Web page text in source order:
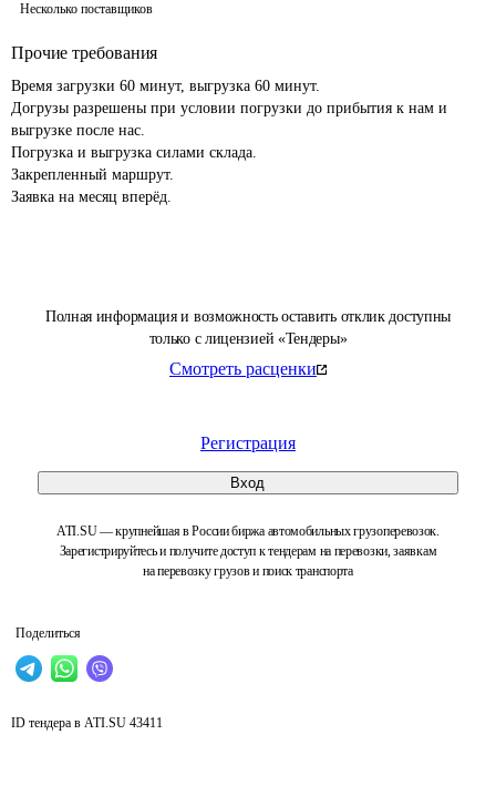
Полная информация и возможность оставить отклик доступны
только с лицензией «Тендеры»
Смотреть расценки
Регистрация
Вход
ATI.SU — крупнейшая в России биржа автомобильных грузоперевозок.
Зарегистрируйтесь и получите доступ к тендерам на перевозки, заявкам
на перевозку грузов и поиск транспорта
Поделиться
Несколько поставщиков
Прочие требования
Время загрузки 60 минут, выгрузка 60 минут.
Догрузы разрешены при условии погрузки до прибытия к нам и
выгрузке после нас.
Погрузка и выгрузка силами склада.
Закрепленный маршрут.
Заявка на месяц вперёд.
ID тендера в ATI.SU 43411